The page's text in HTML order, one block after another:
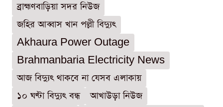
ব্রাহ্মণবাড়িয়া সদর নিউজ
জহির আব্বাস খান পল্লী বিদ্যুৎ
Akhaura Power Outage
Brahmanbaria Electricity News
আজ বিদ্যুৎ থাকবে না যেসব এলাকায়
১০ ঘণ্টা বিদ্যুৎ বন্ধ
আখাউড়া নিউজ